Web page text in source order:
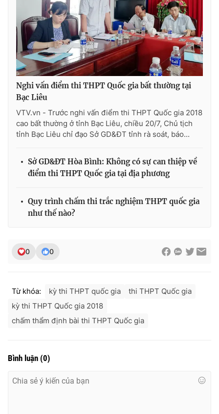
Ðiện thoại Thời báo VTV: 024.66 897 897
Email:toasoan@vtv.vn
Liên hệ quảng cáo:024-7300.7108
® Cấm sao chép dưới mọi hình thức nếu không có sự chấp
thuận bằng văn bản. Ghi rõ nguồn VTV.vn khi phát hành lại
Nghi vấn điểm thi THPT Quốc gia bất thường tại
Bạc Liêu
VTV.vn - Trước nghi vấn điểm thi THPT Quốc gia 2018
cao bất thường ở tỉnh Bạc Liêu, chiều 20/7, Chủ tịch
tỉnh Bạc Liêu chỉ đạo Sở GD&ĐT tỉnh rà soát, báo...
Sở GD&ĐT Hòa Bình: Không có sự can thiệp về
điểm thi THPT Quốc gia tại địa phương
Quy trình chấm thi trắc nghiệm THPT quốc gia
như thế nào?
0 0
Từ khóa: kỳ thi THPT quốc gia
thi THPT Quốc gia
kỳ thi THPT Quốc gia 2018
chấm thẩm định bài thi THPT Quốc gia
Bình luận (0)